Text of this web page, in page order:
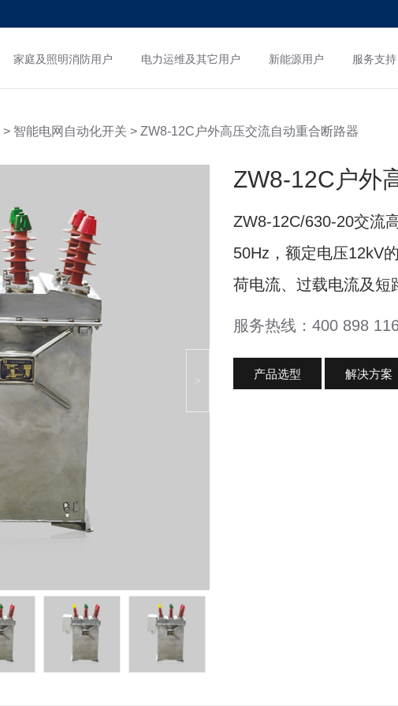
家庭及照明消防用户 电力运维及其它用户 新能源用户 服务支持
> 智能电网自动化开关 > ZW8-12C户外高压交流自动重合断路器
ZW8-12C户外
ZW8-12C/630-20交流
50Hz，额定电压12kV
荷电流、过载电流及短
服务热线：400 898
产品选型 解决方案